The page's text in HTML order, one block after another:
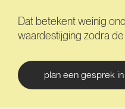
Dat betekent weinig
waardestijging zodra de
plan een gesprek in